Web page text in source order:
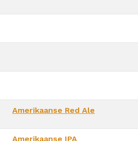
Amerikaanse Red Ale
Amerikaanse IPA